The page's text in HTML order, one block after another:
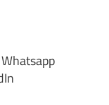
Whatsapp